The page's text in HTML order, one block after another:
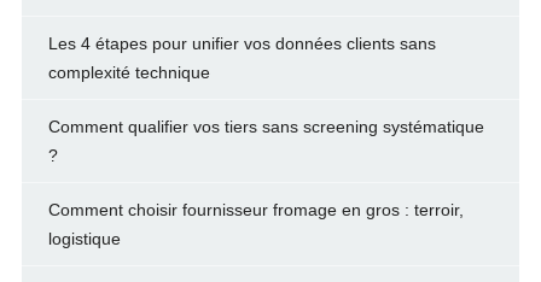
Les 4 étapes pour unifier vos données clients sans
complexité technique
Comment qualifier vos tiers sans screening systématique
?
Comment choisir fournisseur fromage en gros : terroir,
logistique